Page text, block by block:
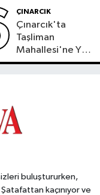
ÇINARCIK
Çınarcık'ta
Taşliman
Mahallesi'ne Yeni
Ortak ATM
buluştururken,
kaçınıyor ve